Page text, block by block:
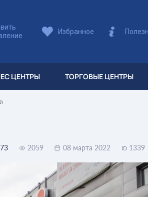
Избранное
ЦЕНТРЫ ТОРГОВЫЕ ЦЕНТРЫ
2059 08 марта 2022 ID 1339